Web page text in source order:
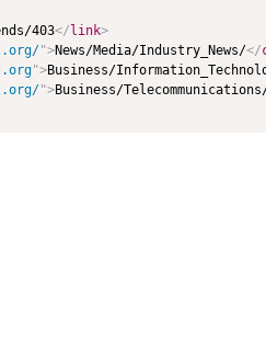
403</link>
">News/Media/Industry_News/</
">Business/
">Business/